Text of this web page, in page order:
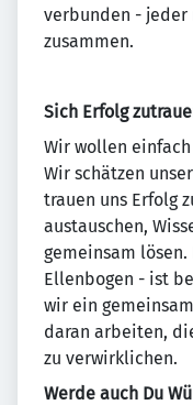
verbunden -
zusammen.
Sich Erfolg
Wir wollen einfach
Wir schätzen
trauen uns Erfolg
austauschen,
gemeinsam lösen.
Ellenbogen - ist
wir ein
daran arbeiten,
zu verwirklichen.
Werde auch Du